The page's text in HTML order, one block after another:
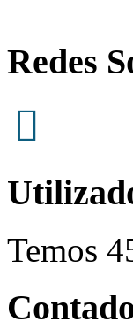
Redes
Temos